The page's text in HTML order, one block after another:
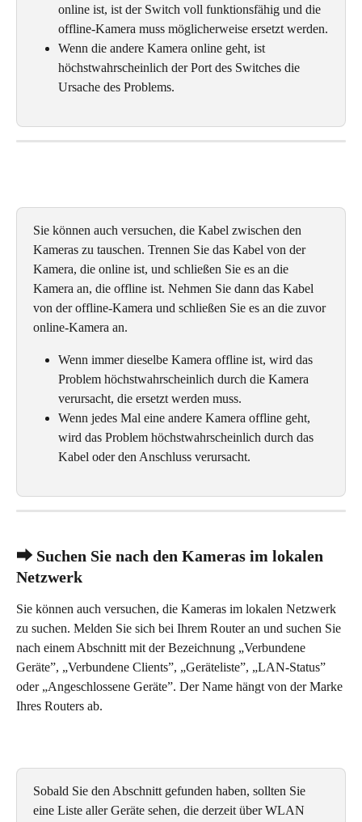
online ist, ist der Switch voll funktionsfähig und die
offline-Kamera muss möglicherweise ersetzt werden.
Wenn die andere Kamera online geht, ist
höchstwahrscheinlich der Port des Switches die
Ursache des Problems.
Sie können auch versuchen, die Kabel zwischen den
Kameras zu tauschen. Trennen Sie das Kabel von der
Kamera, die online ist, und schließen Sie es an die
Kamera an, die offline ist. Nehmen Sie dann das Kabel
von der offline-Kamera und schließen Sie es an die zuvor
online-Kamera an.
Wenn immer dieselbe Kamera offline ist, wird das
Problem höchstwahrscheinlich durch die Kamera
verursacht, die ersetzt werden muss.
Wenn jedes Mal eine andere Kamera offline geht,
wird das Problem höchstwahrscheinlich durch das
Kabel oder den Anschluss verursacht.
⮕ Suchen Sie nach den Kameras im lokalen
Netzwerk
Sie können auch versuchen, die Kameras im lokalen Netzwerk
zu suchen. Melden Sie sich bei Ihrem Router an und suchen Sie
nach einem Abschnitt mit der Bezeichnung „Verbundene
Geräte”, „Verbundene Clients”, „Geräteliste”, „LAN-Status”
oder „Angeschlossene Geräte”. Der Name hängt von der Marke
Ihres Routers ab.
Sobald Sie den Abschnitt gefunden haben, sollten Sie
eine Liste aller Geräte sehen, die derzeit über WLAN